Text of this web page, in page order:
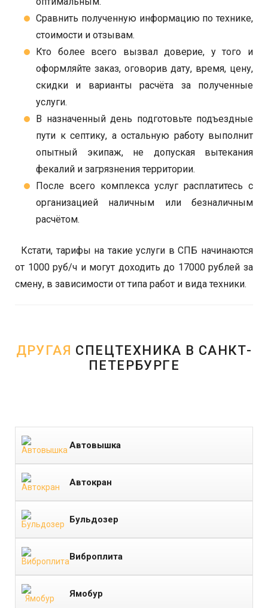
Сравнить полученную информацию по технике,
стоимости и отзывам.
Кто более всего вызвал доверие, у того и
оформляйте заказ, оговорив дату, время, цену,
скидки и варианты расчёта за полученные
услуги.
В назначенный день подготовьте подъездные
пути к септику, а остальную работу выполнит
опытный экипаж, не допуская вытекания
фекалий и загрязнения территории.
После всего комплекса услуг расплатитесь с
организацией наличным или безналичным
расчётом.
Кстати, тарифы на такие услуги в СПБ начинаются
от 1000 руб/ч и могут доходить до 17000 рублей за
смену, в зависимости от типа работ и вида техники.
ДРУГАЯ СПЕЦТЕХНИКА В САНКТ-
ПЕТЕРБУРГЕ
Автовышка
Автокран
Бульдозер
Виброплита
Ямобур